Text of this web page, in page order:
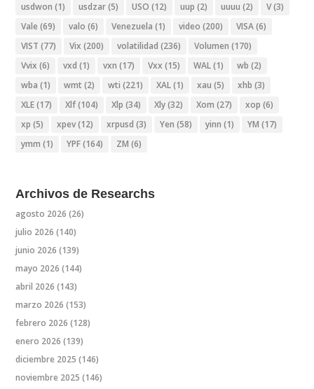
usdwon (1) usdzar(5) USO (12) uup (2) uuuu (2) V(3)
Vale (69) valo (6) Venezuela (1) video (200) VISA(6)
VIST (77) Vix (200) volatilidad (236) Volumen (170)
Vvix (6) vxd (1) vxn (17) Vxx (15) WAL(1) wb (2)
wba (1) wmt (2) wti (221) XAL(1) xau (5) xhb (3)
XLE(17) Xlf(104) Xlp (34) Xly(32) Xom (27) xop (6)
xp (5) xpev(12) xrpusd (3) Yen (58) yinn (1) YM (17)
ymm (1) YPF(164) ZM (6)
Archivos de Researchs
agosto 2026 (26)
julio 2026 (140)
junio 2026 (139)
mayo 2026 (144)
abril 2026 (143)
marzo 2026 (153)
febrero 2026 (128)
enero 2026 (139)
diciembre 2025 (146)
noviembre 2025 (146)